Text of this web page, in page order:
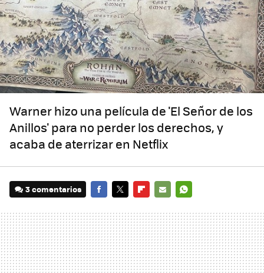
Warner hizo una película de 'El Señor de los
Anillos' para no perder los derechos, y
acaba de aterrizar en Netflix
3 comentarios
MAIL